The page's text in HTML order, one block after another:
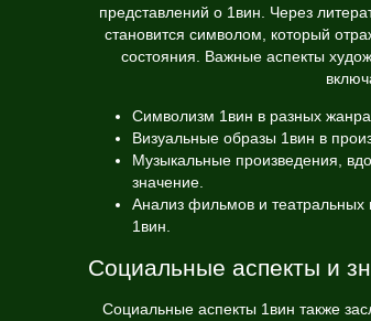
представлений о 1вин. Через
становится символом, который
состояния. Важные аспекты
Символизм 1вин в разных
Визуальные образы 1вин в
Музыкальные произведения,
значение.
Анализ фильмов и театральных
1вин.
Социальные аспекты и
Социальные аспекты 1вин также